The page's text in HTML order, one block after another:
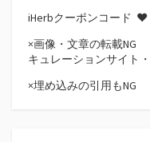
iHerbクーポンコード ♥
×画像・文章の転載NG
キュレーションサイト
×埋め込みの引用もNG